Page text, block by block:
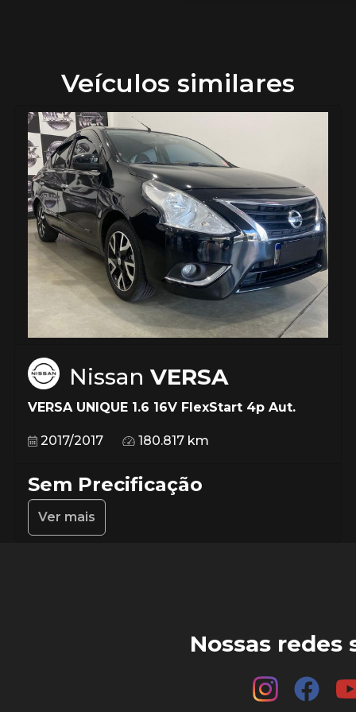
Veículos similares
Nissan VERSA
VERSA UNIQUE 1.6 16V FlexStart 4p Aut.
2017/2017 180.817 km
Sem Precificação
Ver mais
Nossas redes